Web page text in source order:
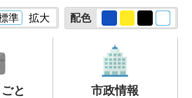
準 拡大 配色
と 市政情報